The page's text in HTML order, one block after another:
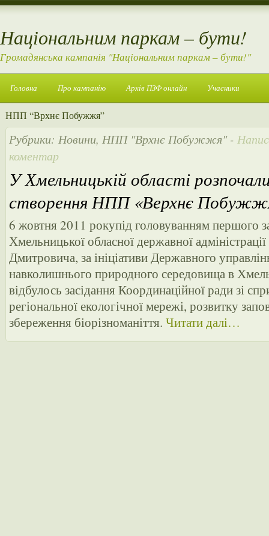
Національним паркам – бути!
Громадянська кампанія "Національним паркам – бути!"
Головна Про кампанію Архів ПЗФ онлайн Учасники
НПП “Врхнє Побужжя”
Рубрики: Новини, НПП "Врхнє Побужжя"-
коментар
У Хмельницькій області
створення НПП «Верхнє
6 жовтня 2011 рокупід головуванням першого
Хмельницької обласної державної
Дмитровича, за ініціативи Державного
навколишнього природного середовища в
відбулось засідання Координаційної ради зі
регіональної екологічної мережі, розвитку
збереження біорізноманіття. Читати далі…